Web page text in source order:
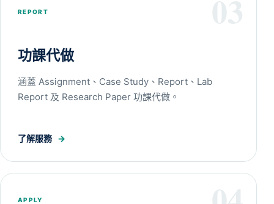
REPORT
功課代做
涵蓋 Assignment、Case Study、Report、Lab
Report 及 Research Paper 功課代做。
了解服務 →
APPLY